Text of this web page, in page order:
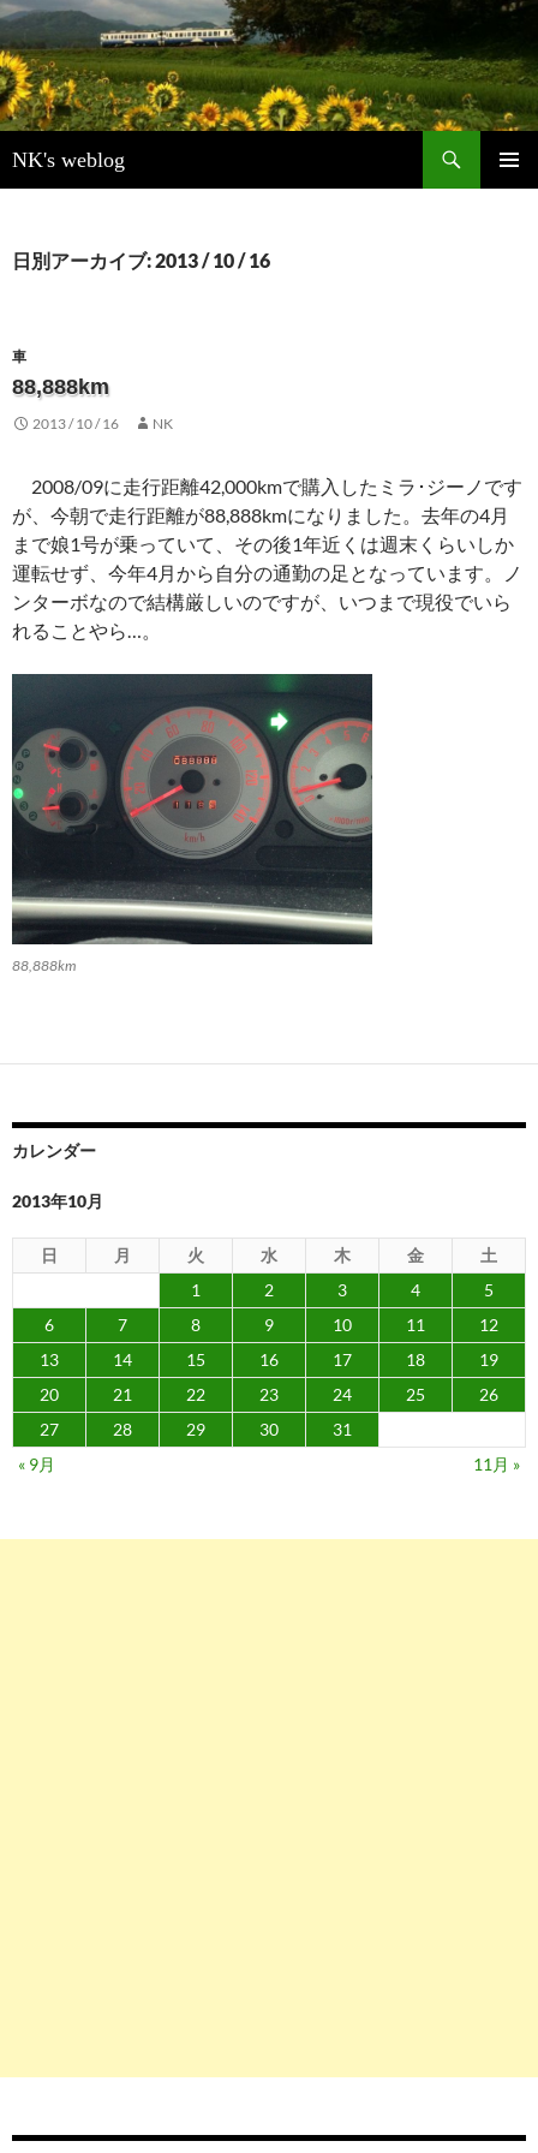
NK's weblog
索
ン
キ
ッ
日別アーカイブ: 2013 / 10 / 16
車
88,888km
2013 / 10 / 16 NK
2008/09に走行距離42,000kmで購入したミラ･ジーノです
が、今朝で走行距離が88,888kmになりました。去年の4月
まで娘1号が乗っていて、その後1年近くは週末くらいしか
運転せず、今年4月から自分の通勤の足となっています。ノ
ンターボなので結構厳しいのですが、いつまで現役でいら
れることやら…。
88,888km
カレンダー
2013年10月
日 月 火 水 木 金
土
1
2 3 4
5
6
7 8 9 10 11
12
13
14 15 16 17 18
19
20
21 22 23 24 25
26
27
28 29 30
31
« 9月
11月 »